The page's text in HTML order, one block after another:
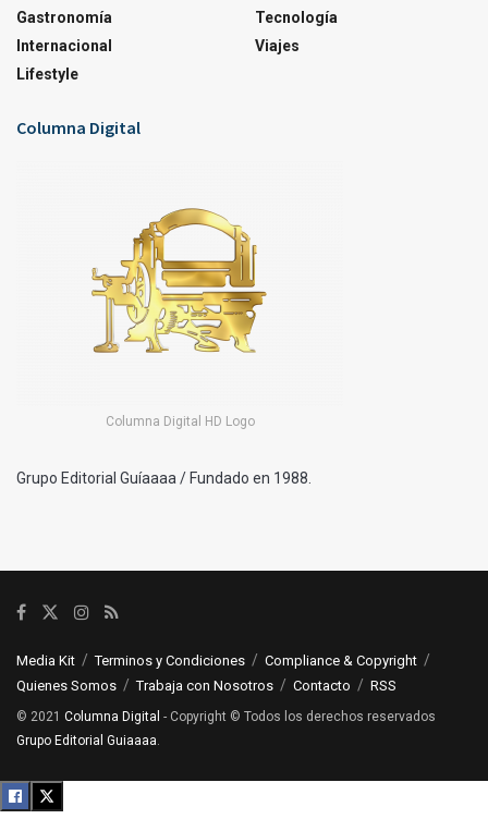
Gastronomía
Internacional
Lifestyle
Tecnología
Viajes
Columna Digital
Columna Digital HD Logo
Grupo Editorial Guíaaaa / Fundado en 1988.
Media Kit Terminos y Condiciones
Compliance & Copyright
Quienes Somos
Trabaja con Nosotros Contacto RSS
© 2021 Columna Digital - Copyright © Todos los derechos reservados
Grupo Editorial Guiaaaa.